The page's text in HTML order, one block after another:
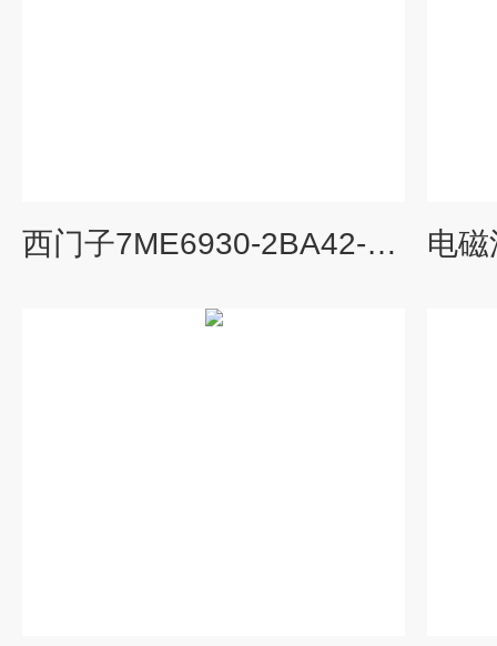
西门子7ME6930-2BA42-1AA0电磁流量计